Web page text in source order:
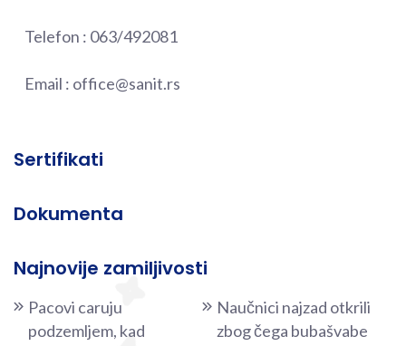
Telefon : 063/492081
Email : office@sanit.rs
Sertifikati
Dokumenta
Najnovije zamiljivosti
Pacovi caruju
podzemljem, kad
Naučnici najzad otkrili
zbog čega bubašvabe